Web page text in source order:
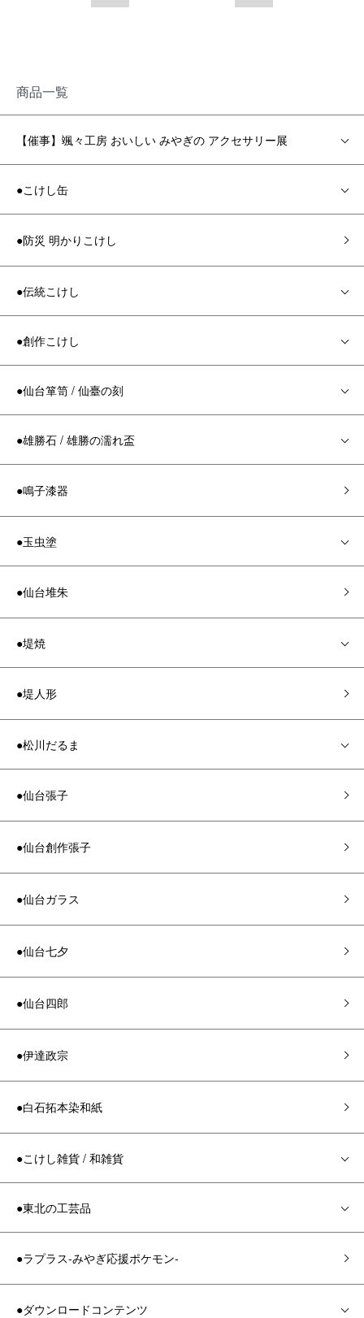
商品一覧
【催事】颯々工房 おいしい みやぎの アクセサリー展
●こけし缶
●防災 明かりこけし
●伝統こけし
●創作こけし
●仙台箪笥 / 仙臺の刻
●雄勝石 / 雄勝の濡れ盃
●鳴子漆器
●玉虫塗
●仙台堆朱
●堤焼
●堤人形
●松川だるま
●仙台張子
●仙台創作張子
●仙台ガラス
●仙台七夕
●仙台四郎
●伊達政宗
●白石拓本染和紙
●こけし雑貨 / 和雑貨
●東北の工芸品
●ラプラス-みやぎ応援ポケモン-
●ダウンロードコンテンツ